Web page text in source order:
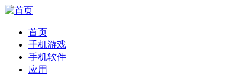
首页
手机游戏
手机软件
应用